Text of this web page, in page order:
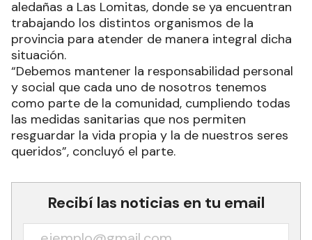
aledañas a Las Lomitas, donde se ya encuentran
trabajando los distintos organismos de la
provincia para atender de manera integral dicha
situación.
“Debemos mantener la responsabilidad personal
y social que cada uno de nosotros tenemos
como parte de la comunidad, cumpliendo todas
las medidas sanitarias que nos permiten
resguardar la vida propia y la de nuestros seres
queridos”, concluyó el parte.
Recibí las noticias en tu email